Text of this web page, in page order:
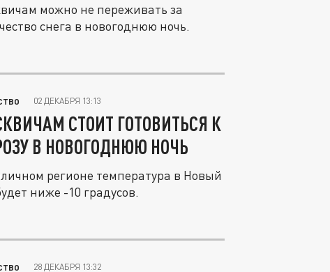
можно не переживать за
снега в новогоднюю ночь.
02 ДЕКАБРЯ 13:13
СТОИТ ГОТОВИТЬСЯ К
В НОВОГОДНЮЮ НОЧЬ
регионе температура в Новый
ниже -10 градусов.
28 ДЕКАБРЯ 13:32